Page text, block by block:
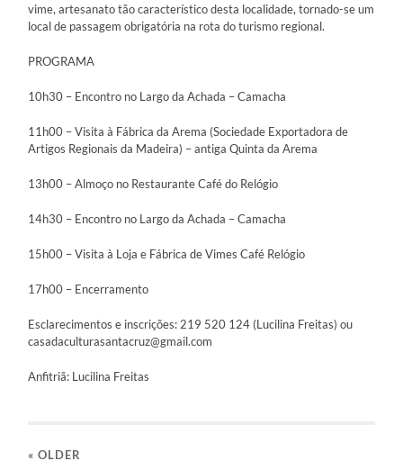
vime, artesanato tão característico desta localidade, tornado-se um
local de passagem obrigatória na rota do turismo regional.
PROGRAMA
10h30 – Encontro no Largo da Achada – Camacha
11h00 – Visita à Fábrica da Arema (Sociedade Exportadora de
Artigos Regionais da Madeira) – antiga Quinta da Arema
13h00 – Almoço no Restaurante Café do Relógio
14h30 – Encontro no Largo da Achada – Camacha
15h00 – Visita à Loja e Fábrica de Vimes Café Relógio
17h00 – Encerramento
Esclarecimentos e inscrições: 219 520 124 (Lucilina Freitas) ou
casadaculturasantacruz@gmail.com
Anfitriã: Lucilina Freitas
« OLDER